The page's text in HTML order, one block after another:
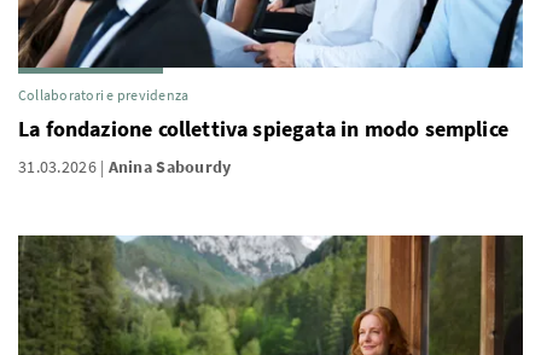
Collaboratori e previdenza
La fondazione collettiva spiegata in modo semplice
31.03.2026 Anina Sabourdy